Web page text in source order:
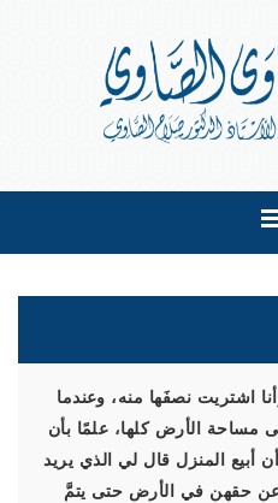
اشتريت نصفَها منه، وعندما
مساحة الأرض كلها، علمًا بأن
أبيع المنزل قال لي الذي يريد
عن حقهن في الأرض حتى يتمَّ